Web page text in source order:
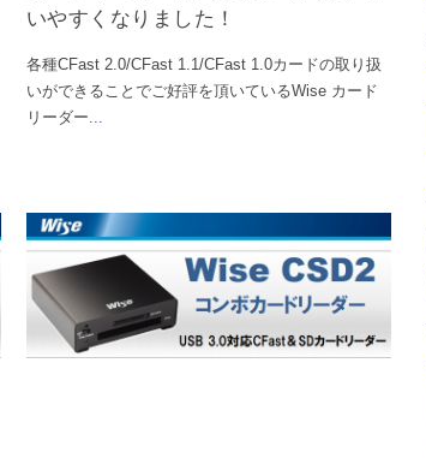
いやすくなりました！
各種CFast 2.0/CFast 1.1/CFast 1.0カードの取り扱
いができることでご好評を頂いているWise カード
リーダー...